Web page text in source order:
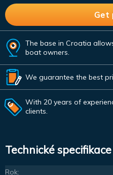
The base in Croatia
boat owners.
We guarantee the best
With 20 years of
clients.
Technické specifikace
Rok: